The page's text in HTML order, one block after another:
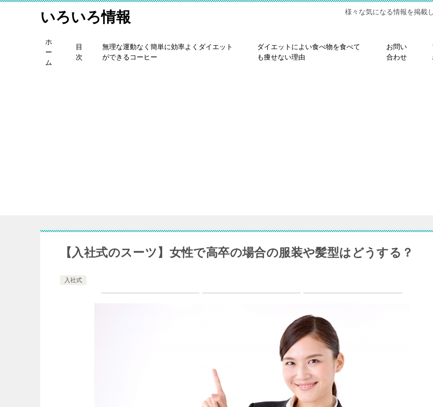
いろいろ情報 様々な気になる情報を掲載
ホ
ー
ム
目
次
無理な運動なく簡単に効率よくダイエット
ができるコーヒー
ダイエットによい食べ物を食べて
も痩せない理由
お問い
合わせ
【入社式のスーツ】女性で高卒の場合の服装や髪型はどうする？
入社式